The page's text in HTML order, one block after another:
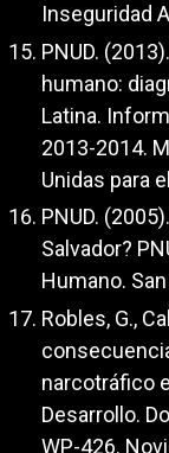
Inseguridad
PNUD.
humano:
Latina.
2013-2014.
Unidas para
PNUD.
Salvador?
Humano.
Robles, G.,
narcotráfico
Desarrollo.
WP-426.